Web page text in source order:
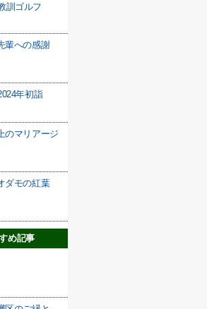
訓ゴルフ
輩への感謝
年初詣
のマリアージ
ダモの紅葉
め記事